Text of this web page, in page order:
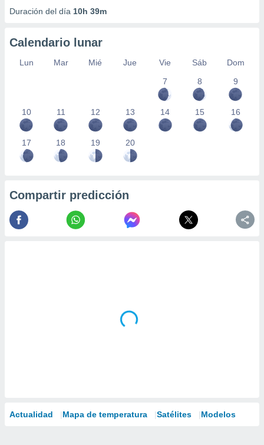
Duración del día 10h 39m
Calendario lunar
Lun Mar Mié Jue Vie Sáb
Dom
7
8 9
10 11 12 13 14 15 16
17 18 19 20
Compartir predicción
Actualidad Mapa de temperatura Satélites Modelos